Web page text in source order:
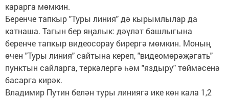
карарга мөмкин.
Беренче тапкыр "Туры линия" дә кырымлылар да
катнаша. Тагын бер яңалык: дәүләт башлыгына
беренче тапкыр видеосорау бирергә мөмкин. Моның
өчен "Туры линия" сайтына кереп, "видеомөрәҗәгать"
пунктын сайларга, теркәлергә һәм "яздыру" төймәсенә
басарга кирәк.
Владимир Путин белән туры линиягә ике көн кала 1,2